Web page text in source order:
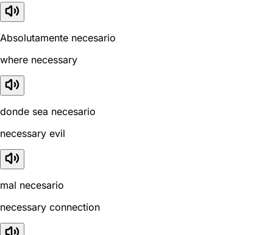
Absolutamente necesario
where necessary
donde sea necesario
necessary evil
mal necesario
necessary connection